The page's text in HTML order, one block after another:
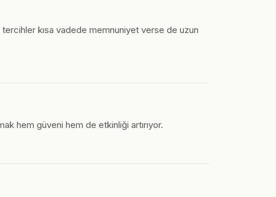
kısa vadede memnuniyet verse de uzun
hem güveni hem de etkinliği artırıyor.